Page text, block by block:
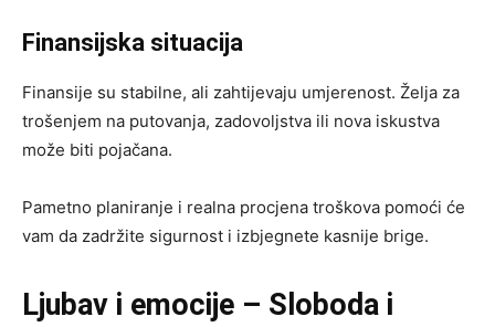
Finansijska situacija
Finansije su stabilne, ali zahtijevaju umjerenost. Želja za
trošenjem na putovanja, zadovoljstva ili nova iskustva
može biti pojačana.
Pametno planiranje i realna procjena troškova pomoći će
vam da zadržite sigurnost i izbjegnete kasnije brige.
Ljubav i emocije – Sloboda i